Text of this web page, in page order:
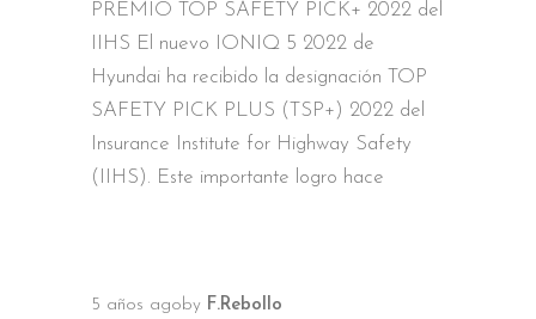
PREMIO TOP SAFETY PICK+ 2022 del
IIHS El nuevo IONIQ 5 2022 de
Hyundai ha recibido la designación TOP
SAFETY PICK PLUS (TSP+) 2022 del
Insurance Institute for Highway Safety
(IIHS). Este importante logro hace
5 años ago by F.Rebollo